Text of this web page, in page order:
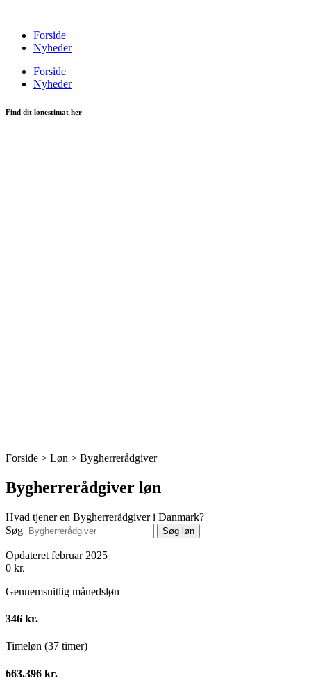
indholdForside
Nyheder
Forside
Nyheder
Find dit lønestimat her
Forside > Løn > Bygherrerådgiver
Bygherrerådgiver løn
Hvad tjener en Bygherrerådgiver i Danmark?
Søg
Søg løn
Opdateret februar 2025
0 kr.
Gennemsnitlig månedsløn
346 kr.
Timeløn (37 timer)
663.396 kr.